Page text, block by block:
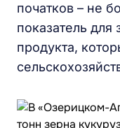
початков – не
показатель для
продукта,